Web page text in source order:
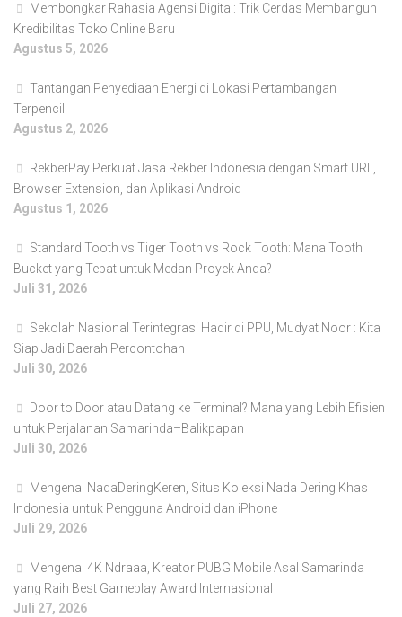
Membongkar Rahasia Agensi Digital: Trik Cerdas Membangun
Kredibilitas Toko Online Baru
Agustus 5, 2026
Tantangan Penyediaan Energi di Lokasi Pertambangan
Terpencil
Agustus 2, 2026
RekberPay Perkuat Jasa Rekber Indonesia dengan Smart URL,
Browser Extension, dan Aplikasi Android
Agustus 1, 2026
Standard Tooth vs Tiger Tooth vs Rock Tooth: Mana Tooth
Bucket yang Tepat untuk Medan Proyek Anda?
Juli 31, 2026
Sekolah Nasional Terintegrasi Hadir di PPU, Mudyat Noor : Kita
Siap Jadi Daerah Percontohan
Juli 30, 2026
Door to Door atau Datang ke Terminal? Mana yang Lebih Efisien
untuk Perjalanan Samarinda–Balikpapan
Juli 30, 2026
Mengenal NadaDeringKeren, Situs Koleksi Nada Dering Khas
Indonesia untuk Pengguna Android dan iPhone
Juli 29, 2026
Mengenal 4K Ndraaa, Kreator PUBG Mobile Asal Samarinda
yang Raih Best Gameplay Award Internasional
Juli 27, 2026